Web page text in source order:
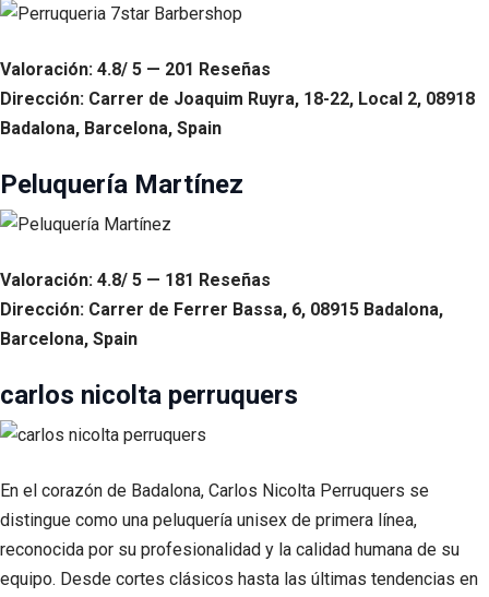
Valoración: 4.8/ 5 — 201 Reseñas
Dirección: Carrer de Joaquim Ruyra, 18-22, Local 2, 08918
Badalona, Barcelona, Spain
Peluquería Martínez
Valoración: 4.8/ 5 — 181 Reseñas
Dirección: Carrer de Ferrer Bassa, 6, 08915 Badalona,
Barcelona, Spain
carlos nicolta perruquers
En el corazón de Badalona, Carlos Nicolta Perruquers se
distingue como una peluquería unisex de primera línea,
reconocida por su profesionalidad y la calidad humana de su
equipo. Desde cortes clásicos hasta las últimas tendencias en